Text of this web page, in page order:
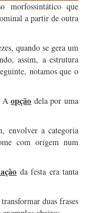
morfossintático que
a partir de outra
quando se gera um
assim, a estrutura
notamos que o
Aopção dela por uma
envolver a categoria
com origem num
da festa era tanta
duas frases